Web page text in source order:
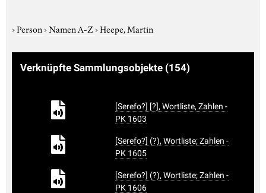
›Person›Namen A-Z›Heepe, Martin
Verknüpfte Sammlungsobjekte (154)
[Serefo?] [?], Wortliste, Zahlen -
PK 1603
[Serefo?] (?), Wortliste; Zahlen -
PK 1605
[Serefo?] (?), Wortliste; Zahlen -
PK 1606